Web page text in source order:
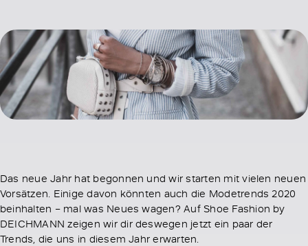
Das neue Jahr hat begonnen und wir starten mit vielen neuen
Vorsätzen. Einige davon könnten auch die Modetrends 2020
beinhalten – mal was Neues wagen? Auf Shoe Fashion by
DEICHMANN zeigen wir dir deswegen jetzt ein paar der
Trends, die uns in diesem Jahr erwarten.